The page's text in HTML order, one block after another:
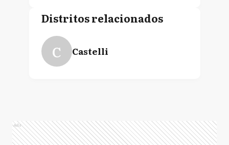
Distritos relacionados
C Castelli
Ads